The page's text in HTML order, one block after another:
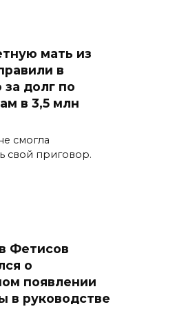
мать из
в
долг по
в 3,5 млн
смогла
свой приговор.
Фетисов
о
появлении
в руководстве